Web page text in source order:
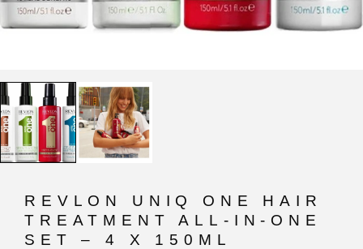
REVLON UNIQ ONE HAIR
TREATMENT ALL-IN-ONE
SET – 4 X 150ML